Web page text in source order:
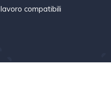
lavoro compatibili